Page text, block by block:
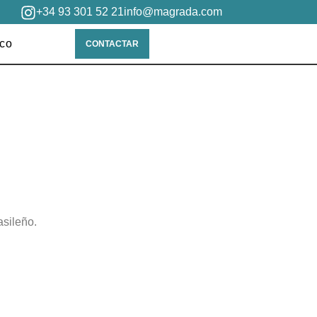
+34 93 301 52 21info@magrada.com
CONTACTAR